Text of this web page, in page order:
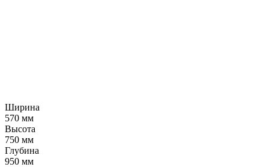
Ширина
570 мм
Высота
750 мм
Глубина
950 мм